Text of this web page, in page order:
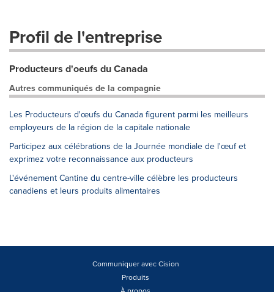
Profil de l'entreprise
Producteurs d'oeufs du Canada
Autres communiqués de la compagnie
Les Producteurs d'œufs du Canada figurent parmi les meilleurs
employeurs de la région de la capitale nationale
Participez aux célébrations de la Journée mondiale de l'œuf et
exprimez votre reconnaissance aux producteurs
L'événement Cantine du centre-ville célèbre les producteurs
canadiens et leurs produits alimentaires
Communiquer avec Cision
Produits